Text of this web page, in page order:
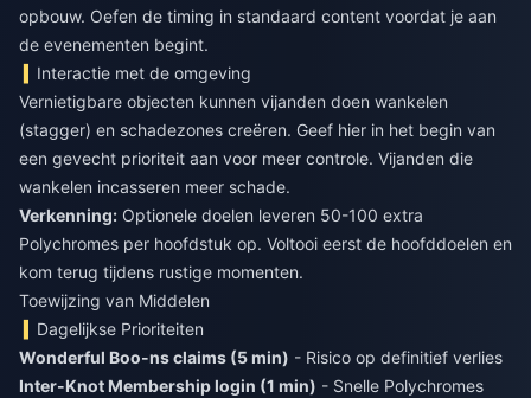
opbouw. Oefen de timing in standaard content voordat je aan
de evenementen begint.
Interactie met de omgeving
Vernietigbare objecten kunnen vijanden doen wankelen
(stagger) en schadezones creëren. Geef hier in het begin van
een gevecht prioriteit aan voor meer controle. Vijanden die
wankelen incasseren meer schade.
Verkenning: Optionele doelen leveren 50-100 extra
Polychromes per hoofdstuk op. Voltooi eerst de hoofddoelen en
kom terug tijdens rustige momenten.
Toewijzing van Middelen
Dagelijkse Prioriteiten
Wonderful Boo-ns claims (5 min) - Risico op definitief verlies
Inter-Knot Membership login (1 min) - Snelle Polychromes